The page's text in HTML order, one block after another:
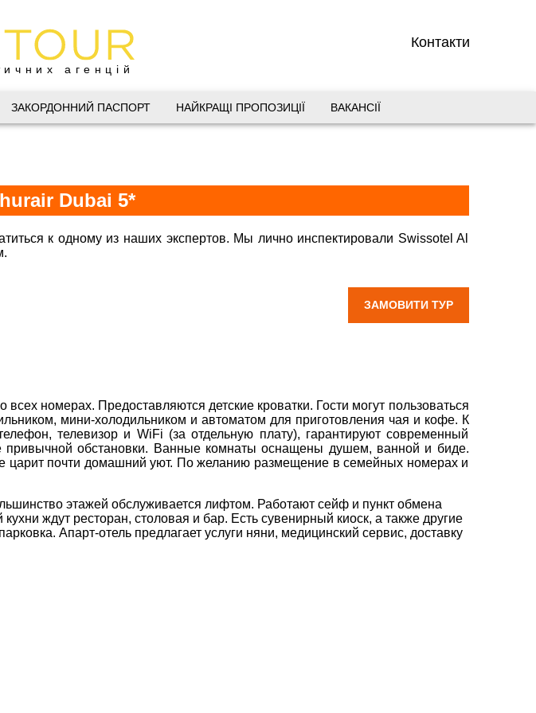
агенцій
Контакти
Дніпро
+38 (099) 180-32-43,
0800 33 01 80
dp_city@aventour.ua
вул. Сумська 77/79
+38 (067) 180-32-43
+38 (099) 180-32-43 ,
+38 (093) 180-32-43,
0800 33 01 80
Пн. - Пт. 9:00 - 18:00
Сб 10:00 - 15:00
ЗАКОРДОННИЙ ПАСПОРТ НАЙКРАЩІ ПРОПОЗИЦІЇ ВАКАНСІЇ
Dubai 5*
к одному из наших экспертов. Мы лично инспектировали Swissotel Al
ЗАМОВИТИ ТУР
номерах. Предоставляются детские кроватки. Гости могут пользоваться
мини-холодильником и автоматом для приготовления чая и кофе. К
телевизор и WiFi (за отдельную плату), гарантируют современный
обстановки. Ванные комнаты оснащены душем, ванной и биде.
царит почти домашний уют. По желанию размещение в семейных номерах и
этажей обслуживается лифтом. Работают сейф и пункт обмена
ждут ресторан, столовая и бар. Есть сувенирный киоск, а также другие
Апарт-отель предлагает услуги няни, медицинский сервис, доставку
×
ДЕ ПРОЖИВАЄТЕ